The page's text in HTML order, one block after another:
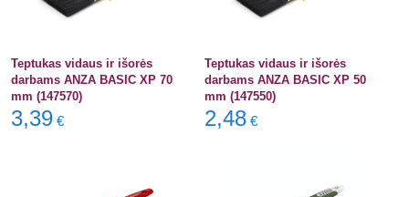
Teptukas vidaus ir išorės
darbams ANZA BASIC XP 70
mm (147570)
3,39 €
Teptukas vidaus ir išorės
darbams ANZA BASIC XP 50
mm (147550)
2,48 €